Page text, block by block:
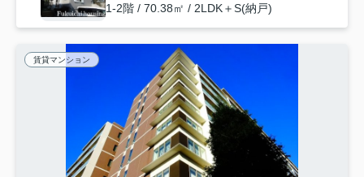
1-2階 / 70.38㎡ / 2LDK＋S(納戸)
賃貸マンション